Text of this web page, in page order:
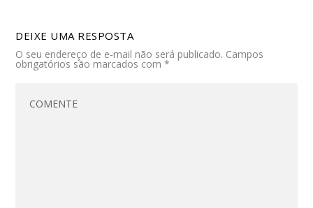
DEIXE UMA RESPOSTA
O seu endereço de e-mail não será publicado. Campos
obrigatórios são marcados com*